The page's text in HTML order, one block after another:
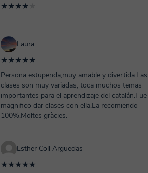
★★★★
Laura
★★★★★
Persona estupenda,muy amable y divertida.Las
clases son muy variadas, toca muchos temas
importantes para el aprendizaje del catalán.Fue
magnifico dar clases con ella.La recomiendo
100%.Moltes gràcies.
Esther Coll Arguedas
★★★★★